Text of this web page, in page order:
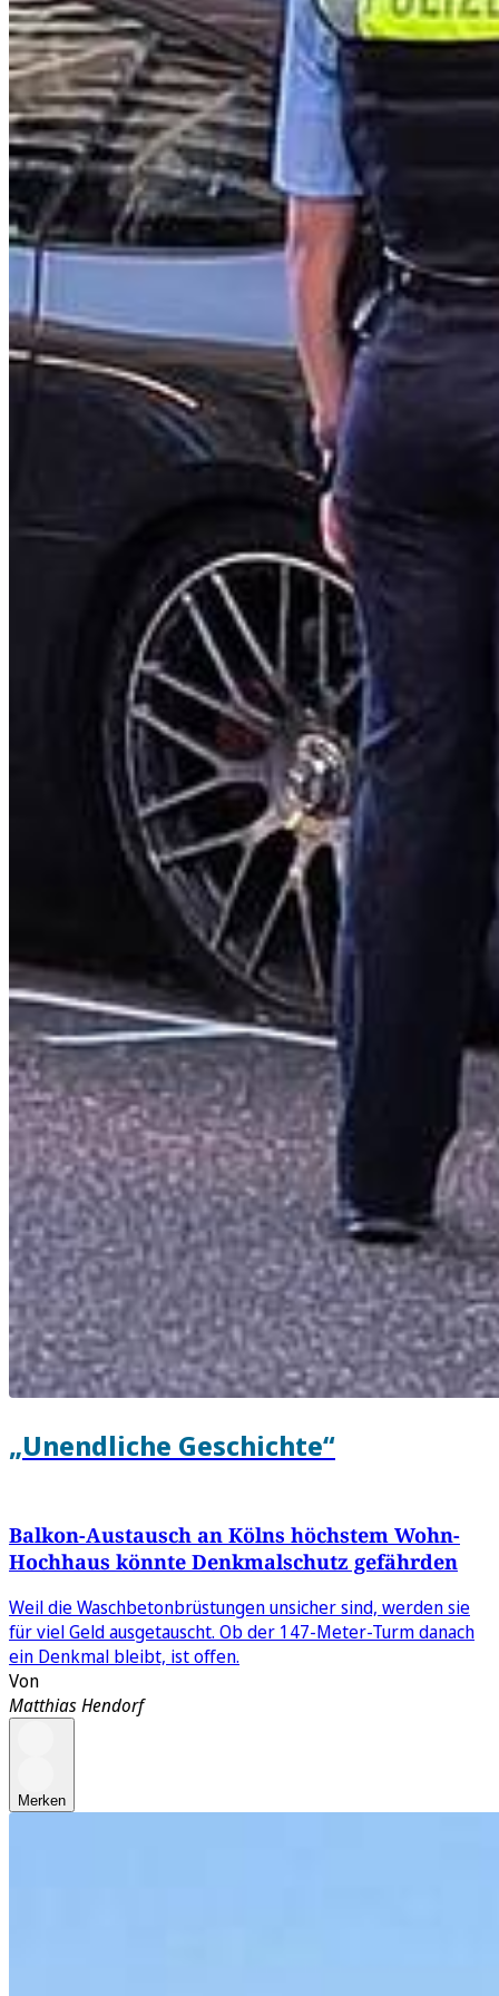
„Unendliche Geschichte“
Balkon-Austausch an Kölns höchstem Wohn-
Hochhaus könnte Denkmalschutz gefährden
Weil die Waschbetonbrüstungen unsicher sind, werden sie
für viel Geld ausgetauscht. Ob der 147-Meter-Turm danach
ein Denkmal bleibt, ist offen.
Von
Matthias Hendorf
Merken